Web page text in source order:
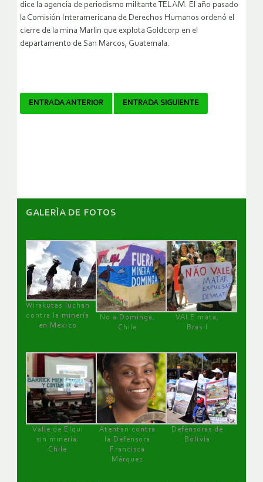
dice la agencia de periodismo militante TELAM. El año pasado
la Comisión Interamericana de Derechos Humanos ordenó el
cierre de la mina Marlin que explota Goldcorp en el
departamento de San Marcos, Guatemala.
Navegador
ENTRADA ANTERIOR ENTRADA SIGUIENTE
GALERÌA DE FOTOS
Wirakutas luchan
contra la minería
en México
No a Dominga,
Chile
VALE mata,
Brasil
Valle de Elqui
sin minería.
Chile
Atentan contra
la Defensora
Francisca
Márquez
Defensoras de
Bolivia